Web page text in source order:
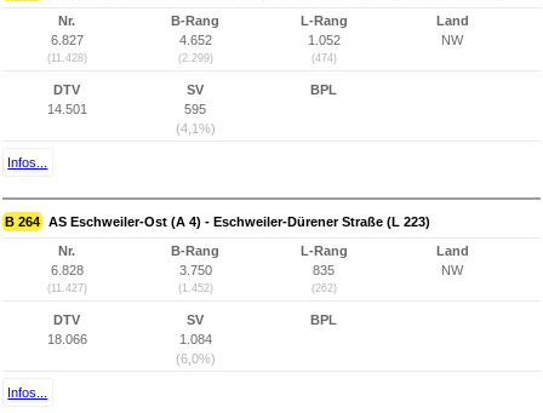
Nr.
6.827
(11.428)
B-Rang
4.652
(2.299)
L-Rang
1.052
(474)
Land
NW
DTV
14.501
SV
595
(4,1%)
BPL
Infos...
B 264 AS Eschweiler-Ost (A 4) - Eschweiler-Dürener Straße (L 223)
Nr.
6.828
(11.427)
B-Rang
3.750
(1.452)
L-Rang
835
(262)
Land
NW
DTV
18.066
SV
1.084
(6,0%)
BPL
Infos...